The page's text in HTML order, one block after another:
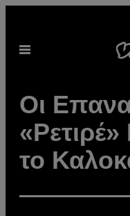
περιεχόμενο
Ανοίξτε
Οι
το